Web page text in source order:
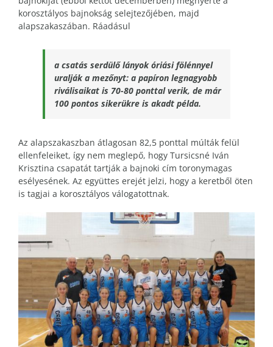
korosztályos bajnokság selejtezőjében, majd
alapszakaszában. Ráadásul
a csatás serdülő lányok óriási fölénnyel
uralják a mezőnyt: a papíron legnagyobb
riválisaikat is 70-80 ponttal verik, de már
100 pontos sikerükre is akadt példa.
Az alapszakaszban átlagosan 82,5 ponttal múlták felül
ellenfeleiket, így nem meglepő, hogy Tursicsné Iván
Krisztina csapatát tartják a bajnoki cím toronymagas
esélyesének. Az együttes erejét jelzi, hogy a keretből öten
is tagjai a korosztályos válogatottnak.